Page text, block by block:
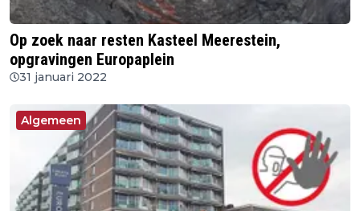
Op zoek naar resten Kasteel Meerestein,
opgravingen Europaplein
31 januari 2022
Algemeen